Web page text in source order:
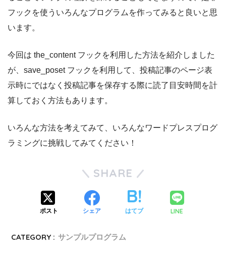
フックを使ういろんなプログラムを作ってみると良いと思
います。
今回は the_content フックを利用した方法を紹介しました
が、save_poset フックを利用して、投稿記事のページ表
示時にではなく投稿記事を保存する際に読了目安時間を計
算しておく方法もあります。
いろんな方法を考えてみて、いろんなワードプレスプログ
ラミングに挑戦してみてください！
SHARE
ポスト シェア はてブ LINE
CATEGORY : サンプルプログラム